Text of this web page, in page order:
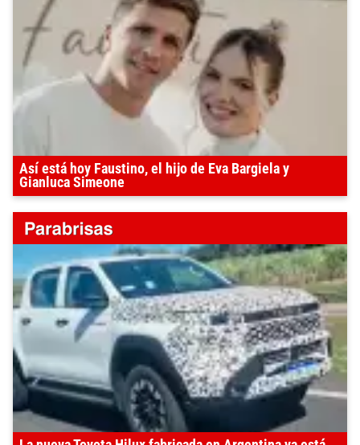
Así está hoy Faustino, el hijo de Eva Bargiela y
Gianluca Simeone